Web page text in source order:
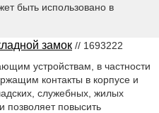
быть использовано в
замок // 1693222
устройствам, в частности
контакты в корпусе и
служебных, жилых
позволяет повысить